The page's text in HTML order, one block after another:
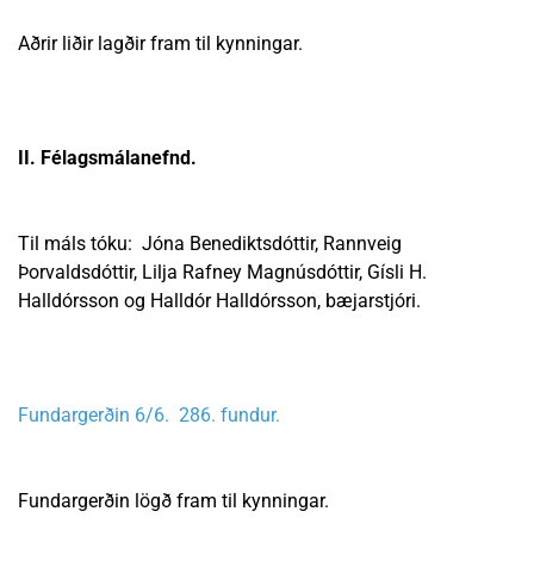
Aðrir liðir lagðir fram til kynningar.
II. Félagsmálanefnd.
Til máls tóku: Jóna Benediktsdóttir, Rannveig
Þorvaldsdóttir, Lilja Rafney Magnúsdóttir, Gísli H.
Halldórsson og Halldór Halldórsson, bæjarstjóri.
Fundargerðin 6/6. 286. fundur.
Fundargerðin lögð fram til kynningar.